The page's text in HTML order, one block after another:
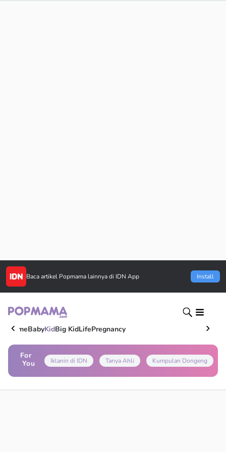
Baca artikel Popmama lainnya di IDN App Install
HomeBabyKidBig KidLifePregnancy
For
You
Iklanin di IDN Tanya Ahli Kumpulan Dongeng